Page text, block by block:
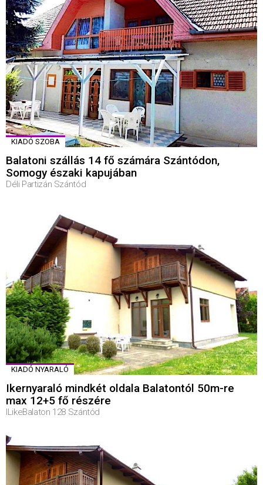
KIADÓ SZOBA
Balatoni szállás 14 fő számára Szántódon,
Somogy északi kapujában
Déli Partizán Szántód
KIADÓ NYARALÓ
Ikernyaraló mindkét oldala Balatontól 50m-re
max 12+5 fő részére
ILikeBalaton 128 Szántód